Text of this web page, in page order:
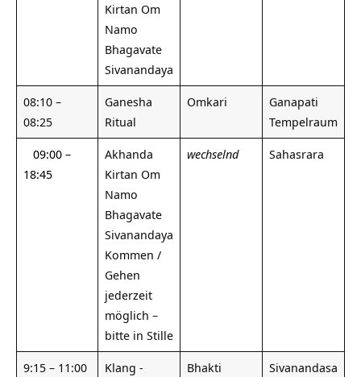
Kirtan Om
Namo
Bhagavate
Sivanandaya
08:10 –
08:25
Ganesha
Ritual
Omkari
Ganapati
Tempelraum
09:00 –
18:45
Akhanda
Kirtan Om
Namo
Bhagavate
Sivanandaya
Kommen /
Gehen
jederzeit
möglich –
bitte in Stille
wechselnd Sahasrara
9:15 – 11:00
Klang -
Bhakti
Sivanandasa